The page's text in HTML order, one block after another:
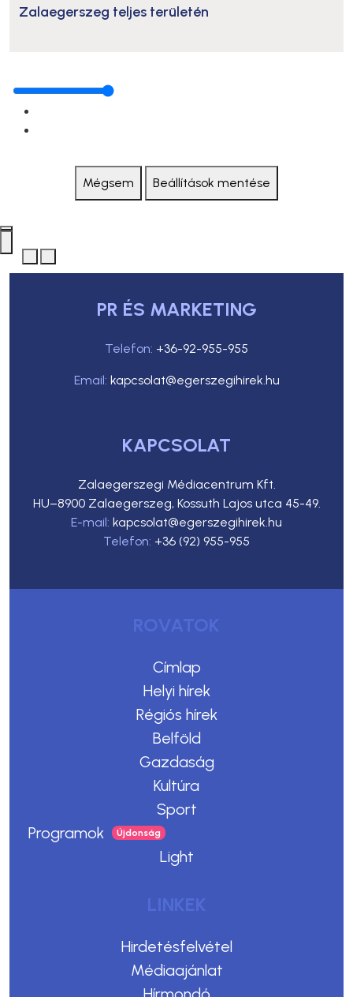
Zalaegerszeg teljes területén
Mégsem Beállítások mentése
PR ÉS MARKETING
Telefon: +36-92-955-955
Email: kapcsolat@egerszegihirek.hu
KAPCSOLAT
Zalaegerszegi Médiacentrum Kft.
HU–8900 Zalaegerszeg, Kossuth Lajos utca 45-49.
E-mail: kapcsolat@egerszegihirek.hu
Telefon: +36 (92) 955-955
ROVATOK
Címlap
Helyi hírek
Régiós hírek
Belföld
Gazdaság
Kultúra
Sport
Programok
Light
LINKEK
Hirdetésfelvétel
Médiaajánlat